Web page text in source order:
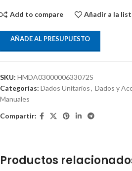
Add to compare Añadir a la
AÑADE AL PRESUPUESTO
SKU: HMDA0300000633072S
Categorías: Dados Unitarios, Dados y
Manuales
Compartir:
Productos